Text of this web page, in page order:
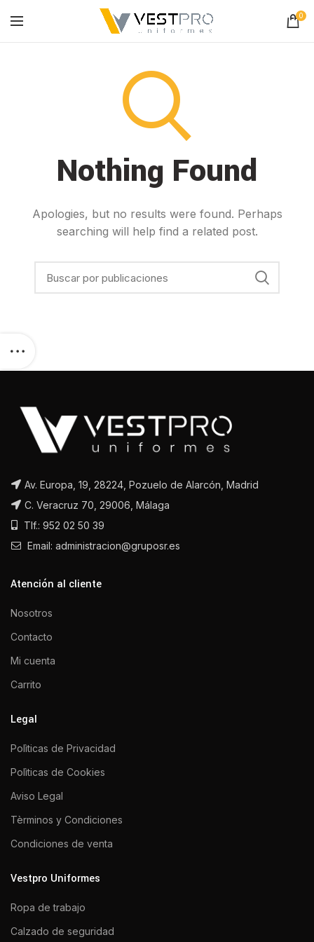
0
Nothing Found
Apologies, but no results were found. Perhaps
searching will help find a related post.
Av. Europa, 19, 28224, Pozuelo de Alarcón, Madrid
C. Veracruz 70, 29006, Málaga
Tlf.: 952 02 50 39
Email: administracion@gruposr.es
Atención al cliente
Nosotros
Contacto
Mi cuenta
Carrito
Legal
Polìticas de Privacidad
Polìticas de Cookies
Aviso Legal
Tèrminos y Condiciones
Condiciones de venta
Vestpro Uniformes
Ropa de trabajo
Calzado de seguridad